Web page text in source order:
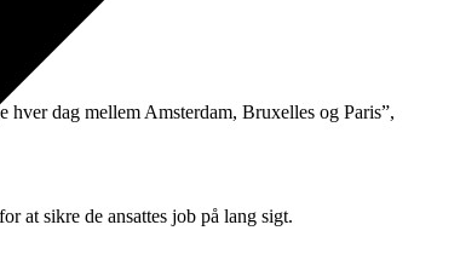
dag mellem Amsterdam, Bruxelles og Paris”,
at sikre de ansattes job på lang sigt.